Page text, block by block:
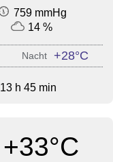
759 mmHg
14 %
Nacht +28°C
13 h 45 min
+33°C